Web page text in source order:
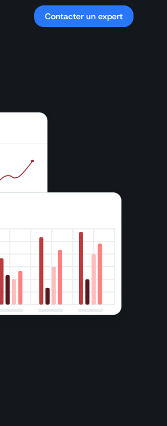
Contacter un expert